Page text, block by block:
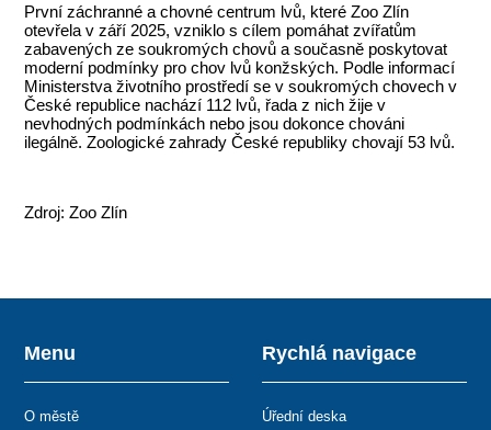
První záchranné a chovné centrum lvů, které Zoo Zlín
otevřela v září 2025, vzniklo s cílem pomáhat zvířatům
zabavených ze soukromých chovů a současně poskytovat
moderní podmínky pro chov lvů konžských. Podle informací
Ministerstva životního prostředí se v soukromých chovech v
České republice nachází 112 lvů, řada z nich žije v
nevhodných podmínkách nebo jsou dokonce chováni
ilegálně. Zoologické zahrady České republiky chovají 53 lvů.
Zdroj: Zoo Zlín
Menu
O městě
Rychlá navigace
Úřední deska